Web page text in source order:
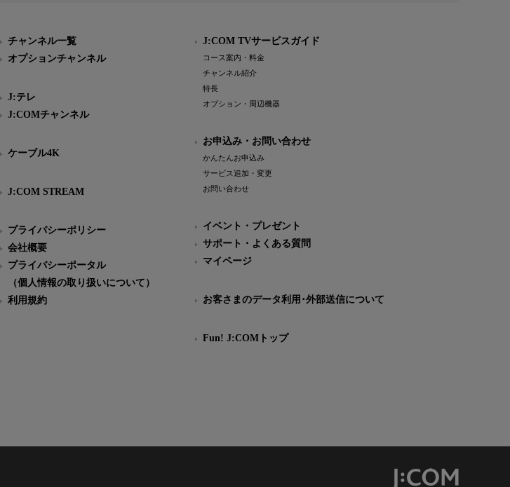
チャンネル一覧
オプションチャンネル
J:テレ
J:COMチャンネル
ケーブル4K
J:COM STREAM
プライバシーポリシー
会社概要
プライバシーポータル
（個人情報の取り扱いについて）
利用規約
J:COM TVサービスガイド
コース案内・料金
チャンネル紹介
特長
オプション・周辺機器
お申込み・お問い合わせ
かんたんお申込み
サービス追加・変更
お問い合わせ
イベント・プレゼント
サポート・よくある質問
マイページ
お客さまのデータ利用･外部送信について
Fun! J:COMトップ